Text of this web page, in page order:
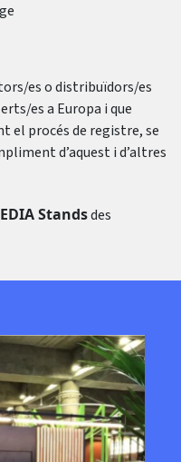
es o distribuïdors/es
es a Europa i que
el procés de registre, se
d’aquest i d’altres
Standsdes